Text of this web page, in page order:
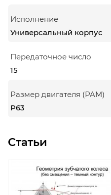
Исполнение
Универсальный корпус
Передаточное число
15
Размер двигателя (PAM)
P63
Статьи